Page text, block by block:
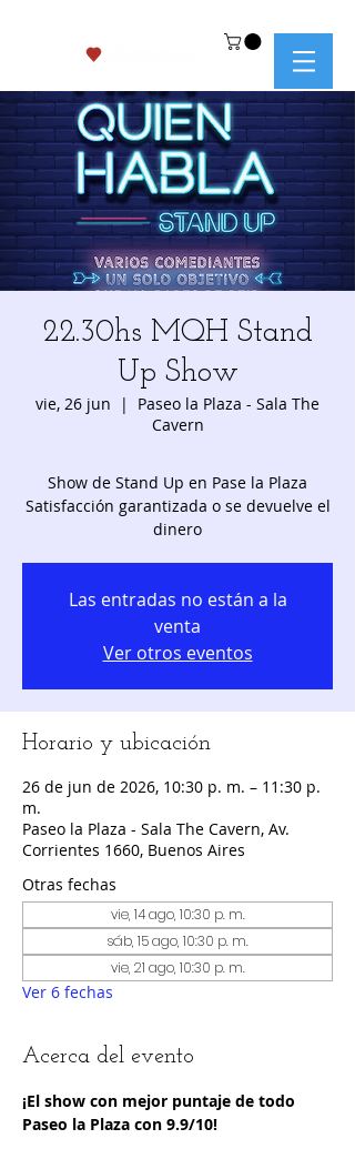
22.30hs MQH Stand
Up Show
vie, 26 jun
  |
Paseo la Plaza - Sala The
Cavern
Show de Stand Up en Pase la Plaza
Satisfacción garantizada o se devuelve el
dinero
Las entradas no están a la
venta
Ver otros eventos
Horario y ubicación
26 de jun de 2026, 10:30 p. m. – 11:30 p.
m.
Paseo la Plaza - Sala The Cavern, Av.
Corrientes 1660, Buenos Aires
Otras fechas
vie, 14 ago, 10:30 p. m.
sáb, 15 ago, 10:30 p. m.
vie, 21 ago, 10:30 p. m.
Ver 6 fechas
Acerca del evento
¡El show con mejor puntaje de todo
Paseo la Plaza con 9.9/10!